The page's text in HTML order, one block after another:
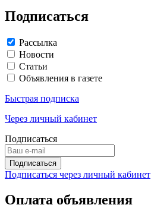
Подписаться
Рассылка
Новости
Статьи
Объявления в газете
Быстрая подписка
Через личный кабинет
Подписаться
Подписаться через личный кабинет
Оплата объявления